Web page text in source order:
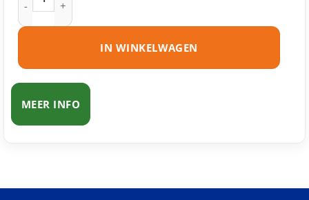
IN WINKELWAGEN
MEER INFO